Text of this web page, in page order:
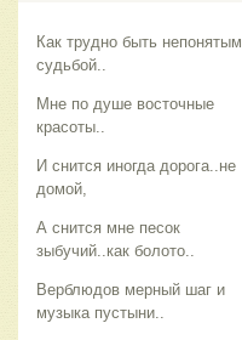
Как трудно быть непонятым
судьбой..
Мне по душе восточные
красоты..
И снится иногда дорога..не
домой,
А снится мне песок
зыбучий..как болото..
Верблюдов мерный шаг и
музыка пустыни..